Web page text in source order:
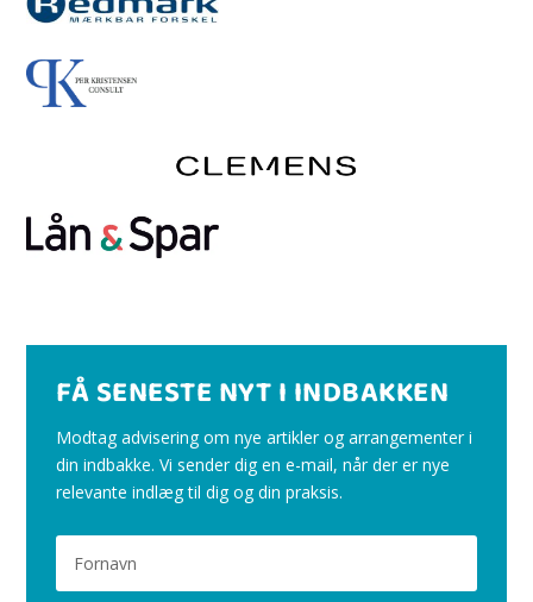
FÅ SENESTE NYT I INDBAKKEN
Modtag advisering om nye artikler og arrangementer i
din indbakke. Vi sender dig en e-mail, når der er nye
relevante indlæg til dig og din praksis.